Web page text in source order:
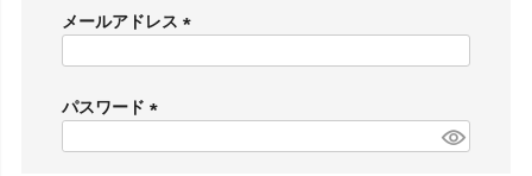
メールアドレス
)
パスワード